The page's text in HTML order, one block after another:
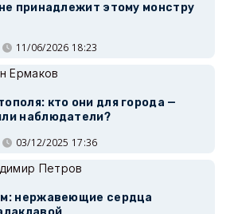
принадлежит этому монстру
11/06/2026 18:23
Ермаков
кто они для города —
наблюдатели?
03/12/2025 17:36
Петров
нержавеющие сердца